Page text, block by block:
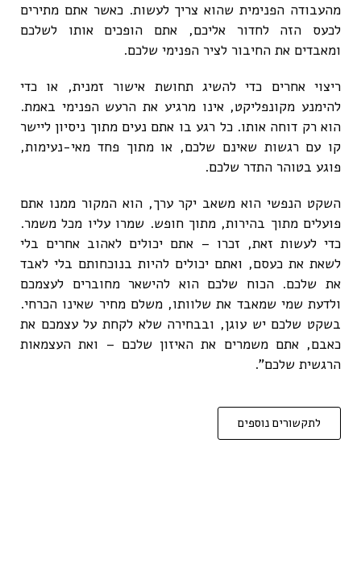
מהעבודה הפנימית שהוא צריך לעשות. כאשר אתם מתירים
לכעס הזה לחדור אליכם, אתם הופכים אותו לשלכם
ומאבדים את החיבור לציר הפנימי שלכם.
ריצוי אחרים כדי להשיג תחושת אישור זמנית, או כדי
להימנע מקונפליקט, אינו מרגיע את הרעש הפנימי באמת.
הוא רק דוחה אותו. כל רגע בו אתם נעים מתוך ניסיון ליישר
קו עם רגשות שאינם שלכם, או מתוך פחד מאי-נעימות,
פוגע בטוהר התדר שלכם.
השקט הנפשי הוא משאב יקר ערך, הוא המקור ממנו אתם
פועלים מתוך בהירות, מתוך חופש. שמרו עליו מכל משמר.
כדי לעשות זאת, זכרו – אתם יכולים לאהוב אחרים בלי
לשאת את כעסם, ואתם יכולים להיות בנוכחותם בלי לאבד
את שלכם. הכוח שלכם הוא להישאר מחוברים לעצמכם
ולדעת שמי שמאבד את שלוותו, משלם מחיר שאינו הכרחי.
בשקט שלכם יש עוגן, ובבחירה שלא לקחת על עצמכם את
כאבם, אתם משמרים את האיזון שלכם – ואת העצמאות
הרגשית שלכם".
לתקשורים נוספים